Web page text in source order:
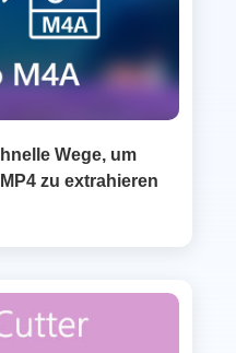
Wege, um
zu extrahieren